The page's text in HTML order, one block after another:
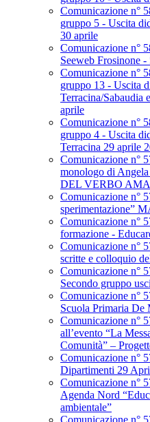
Comunicazione n°
gruppo 5 - Uscita
30 aprile
Comunicazione n°
Seeweb Frosinone
Comunicazione n°
gruppo 13 - Uscita
Terracina/Sabaudia
aprile
Comunicazione n°
gruppo 4 - Uscita
Terracina 29 aprile
Comunicazione n°
monologo di
DEL VERBO
Comunicazione n°
sperimentazione”
Comunicazione n°
formazione -
Comunicazione n°
scritte e colloquio
Comunicazione n°
Secondo gruppo
Comunicazione n°
Scuola Primaria De
Comunicazione n°
all’evento “La
Comunità” –
Comunicazione n°
Dipartimenti 29
Comunicazione n°
Agenda Nord
ambientale”